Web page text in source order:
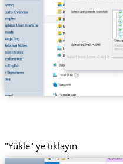
"Yükle" ye tıklayın